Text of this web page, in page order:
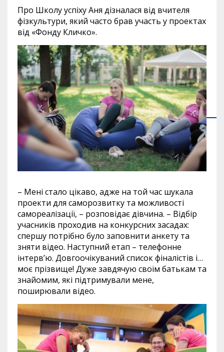
Про Школу успіху Аня дізналася від вчителя
фізкультури, який часто брав участь у проектах
від «Фонду Кличко».
– Мені стало цікаво, адже на той час шукала
проекти для саморозвитку та можливості
самореалізації, – розповідає дівчина. – Відбір
учасників проходив на конкурсних засадах:
спершу потрібно було заповнити анкету та
зняти відео. Наступний етап – телефонне
інтерв’ю. Довгоочікуваний список фіналістів і…
моє прізвище! Дуже завдячую своїм батькам та
знайомим, які підтримували мене,
поширювали відео.